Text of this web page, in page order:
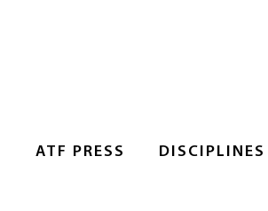
ATF PRESS DISCIPLINES